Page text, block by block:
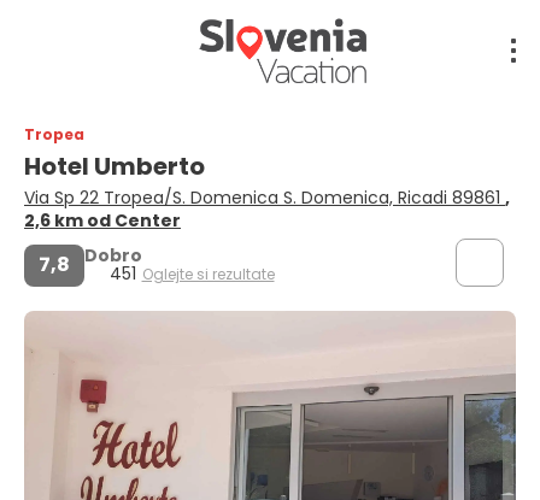
Tropea
Hotel Umberto
Via Sp 22 Tropea/S. Domenica S. Domenica, Ricadi 89861 ,
2,6 km od Center
7,8 Dobro
451 Oglejte si rezultate